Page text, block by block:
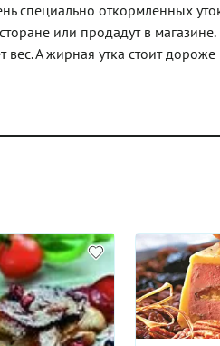
специально откормленных
или продадут в
А жирная утка стоит